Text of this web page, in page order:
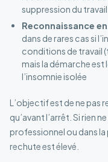
suppression du
Reconnaissance
dans de rares cas si
conditions de travail
mais la démarche
l’insomnie isolée
L’objectif est de ne pas
qu’avant l’arrêt. Si rien
professionnel ou dans la
rechute est élevé.